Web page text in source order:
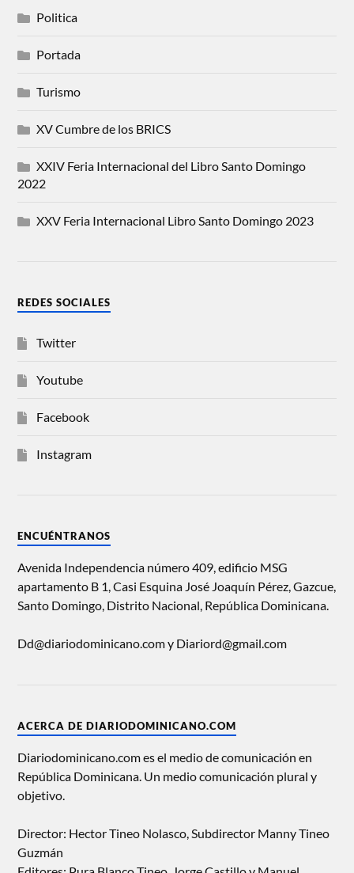
Politica
Portada
Turismo
XV Cumbre de los BRICS
XXIV Feria Internacional del Libro Santo Domingo
2022
XXV Feria Internacional Libro Santo Domingo 2023
REDES SOCIALES
Twitter
Youtube
Facebook
Instagram
ENCUÉNTRANOS
Avenida Independencia número 409, edificio MSG
apartamento B 1, Casi Esquina José Joaquín Pérez, Gazcue,
Santo Domingo, Distrito Nacional, República Dominicana.
Dd@diariodominicano.com y Diariord@gmail.com
ACERCA DE DIARIODOMINICANO.COM
Diariodominicano.com es el medio de comunicación en
República Dominicana. Un medio comunicación plural y
objetivo.
Director: Hector Tineo Nolasco, Subdirector Manny Tineo
Guzmán